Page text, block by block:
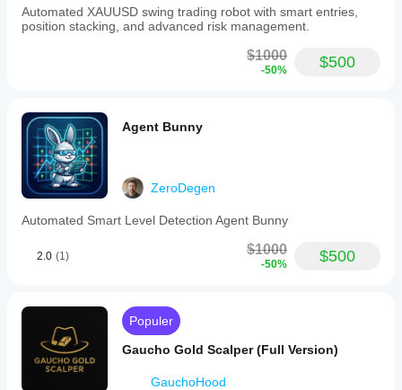
Automated XAUUSD swing trading robot with smart entries,
position stacking, and advanced risk management.
$1000
-50% $500
Agent Bunny
ZeroDegen
Automated Smart Level Detection Agent Bunny
2.0 (1) $1000
-50% $500
Populer
Gaucho Gold Scalper (Full Version)
GauchoHood